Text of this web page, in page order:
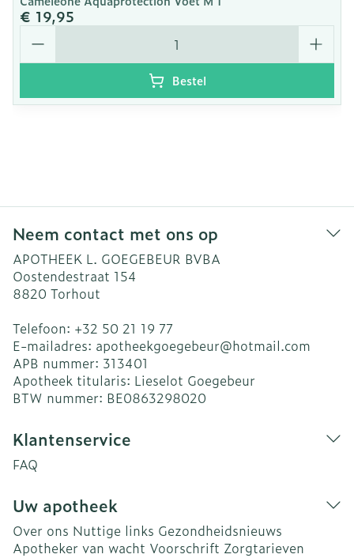
€ 19,95
Aantal
Bestel
Neem contact met ons op
APOTHEEK L. GOEGEBEUR BVBA
Oostendestraat 154
8820 Torhout
Telefoon: +32 50 21 19 77
E-mailadres: apotheekgoegebeur@hotmail.com
APB nummer: 313401
Apotheek titularis: Lieselot Goegebeur
BTW nummer: BE0863298020
Klantenservice
FAQ
Uw apotheek
Over ons Nuttige links Gezondheidsnieuws
Apotheker van wacht Voorschrift Zorgtarieven